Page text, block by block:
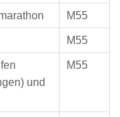
M55
M55
und
M55